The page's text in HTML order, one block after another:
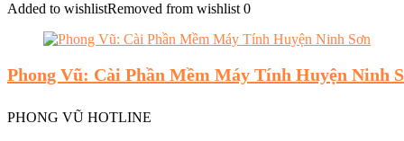
Added to wishlistRemoved from wishlist 0
Phong Vũ: Cài Phần Mềm Máy Tính Huyện Ninh
PHONG VŨ HOTLINE